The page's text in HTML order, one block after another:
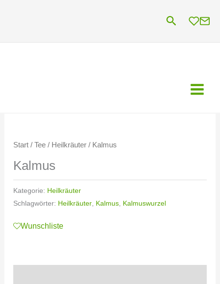
Suchen
Start/ Tee/ Heilkräuter/ Kalmus
Kalmus
Kategorie: Heilkräuter
Schlagwörter: Heilkräuter, Kalmus, Kalmuswurzel
Wunschliste